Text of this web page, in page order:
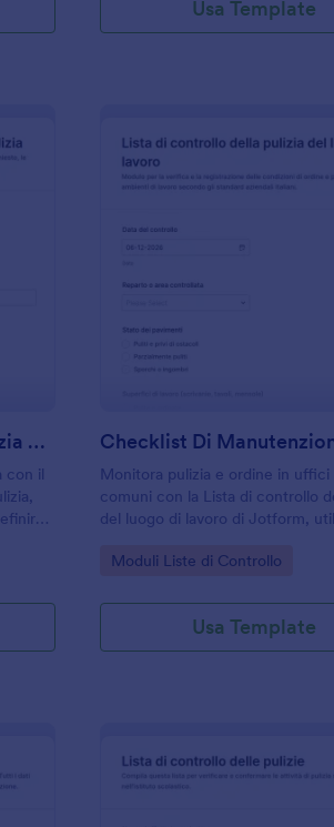
Usa Template
Di Servizio Di Pulizia Form
Accordo Di Servizio Di Pulizia Form
con il
Monitora pulizia e ordine in uffici
comuni con la Lista di controllo
del luogo di lavoro di Jotform,
vogliono registrare verifiche
Go to Category:
Moduli Liste di Controllo
Usa Template